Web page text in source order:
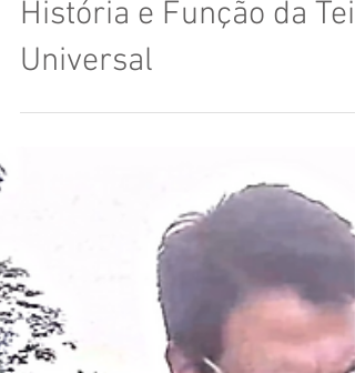
História e Função da Teia
Universal